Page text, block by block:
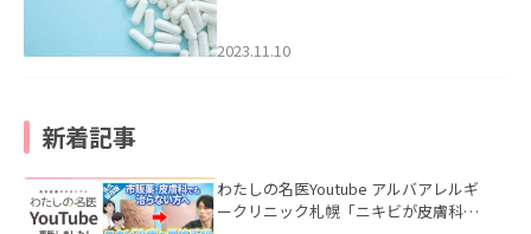
2023.11.10
新着記事
わたしの名医Youtube アルバアレルギ
ークリニック札幌「ニキビが皮膚科で